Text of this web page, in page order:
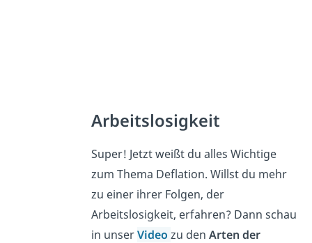
Arbeitslosigkeit
Super! Jetzt weißt du alles Wichtige
zum Thema Deflation. Willst du mehr
zu einer ihrer Folgen, der
Arbeitslosigkeit, erfahren? Dann schau
in unserVideozu denArten der